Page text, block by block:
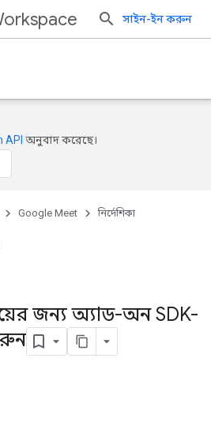
সাইন-ইন করুন
API অনুবাদ করেছে।
Google Meet নির্দেশিকা
জন্য অ্যাড-অন SDK-